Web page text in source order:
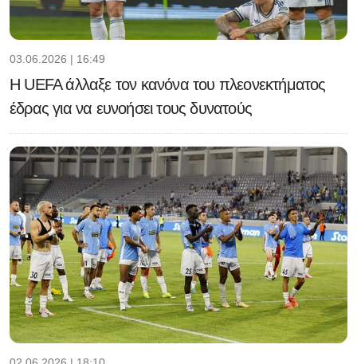
03.06.2026 | 16:49
H UEFA άλλαξε τον κανόνα του πλεονεκτήματος
έδρας για να ευνοήσει τους δυνατούς